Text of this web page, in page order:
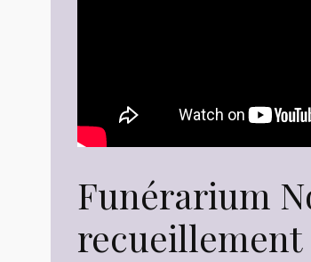
Funérarium
recueillement